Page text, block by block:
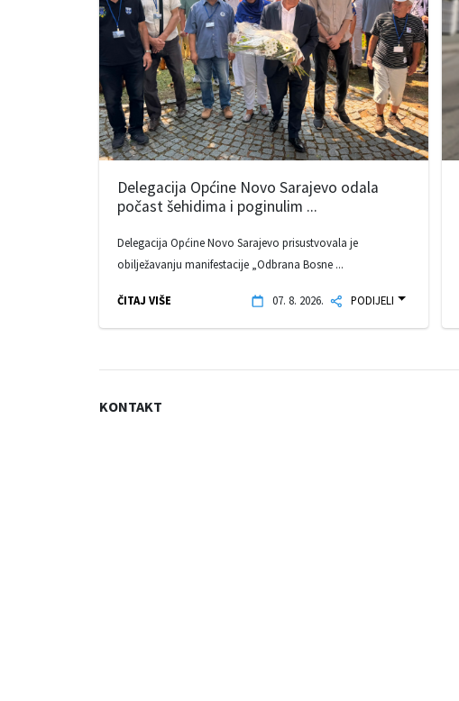
Delegacija Općine Novo Sarajevo odala
počast šehidima i poginulim ...
Delegacija Općine Novo Sarajevo prisustvovala je
obilježavanju manifestacije „Odbrana Bosne ...
ČITAJ VIŠE 07. 8. 2026. PODIJELI
KONTAKT